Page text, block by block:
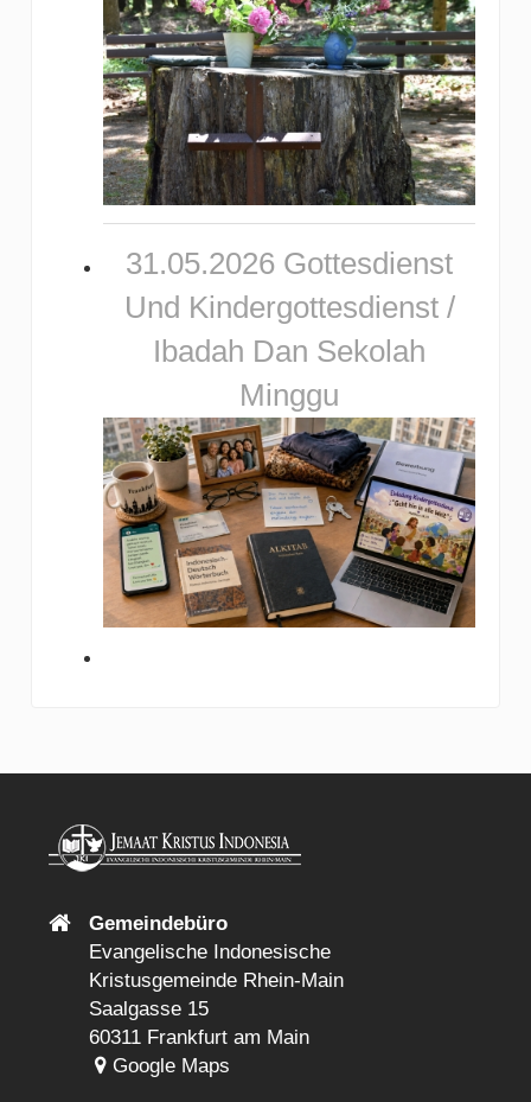
31.05.2026 Gottesdienst
Und Kindergottesdienst /
Ibadah Dan Sekolah
Minggu
Gemeindebüro
Evangelische Indonesische
Kristusgemeinde Rhein-Main
Saalgasse 15
60311 Frankfurt am Main
Google Maps